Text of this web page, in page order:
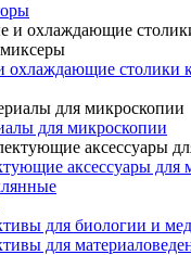
охлаждающие столики
для микроскопии
аксессуары для
для биологии и
для